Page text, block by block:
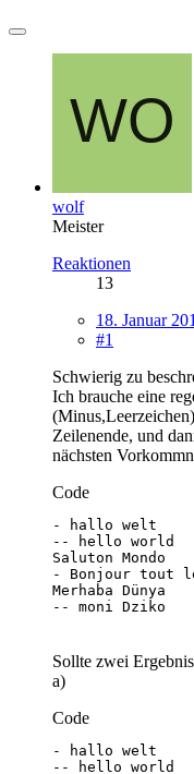
wolf
Meister
Reaktionen
13
18. Januar
#1
Schwierig zu
Ich brauche eine
Zeilenende, und
nächsten
Code
-- moni Dziko
Sollte zwei
a)
Code